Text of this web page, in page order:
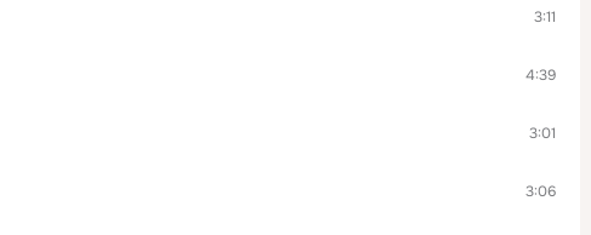
3:11
4:39
3:01
3:06